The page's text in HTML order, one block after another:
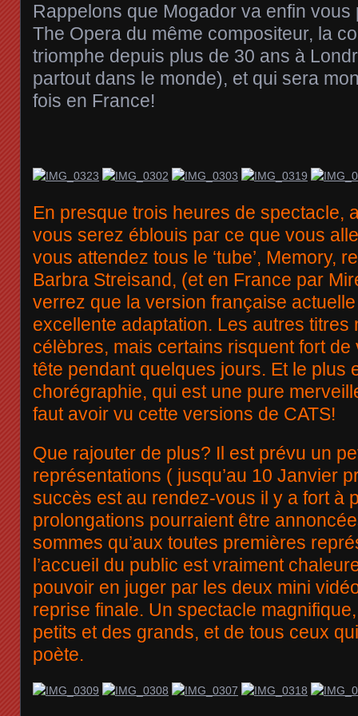
Rappelons que Mogador va enfin
The Opera du même compositeur, la
triomphe depuis plus de 30 ans à
partout dans le monde), et qui sera
fois en France!
En presque trois heures de spectacle,
vous serez éblouis par ce que vous
vous attendez tous le ‘tube’, Memory,
Barbra Streisand, (et en France par
verrez que la version française
excellente adaptation. Les autres titres
célèbres, mais certains risquent fort
tête pendant quelques jours. Et le plus
chorégraphie, qui est une pure
faut avoir vu cette versions de CATS!
Que rajouter de plus? Il est prévu un
représentations ( jusqu’au 10 Janvier
succès est au rendez-vous il y a fort à
prolongations pourraient être
sommes qu’aux toutes premières
l’accueil du public est vraiment
pouvoir en juger par les deux mini
reprise finale. Un spectacle
petits et des grands, et de tous ceux
poète.